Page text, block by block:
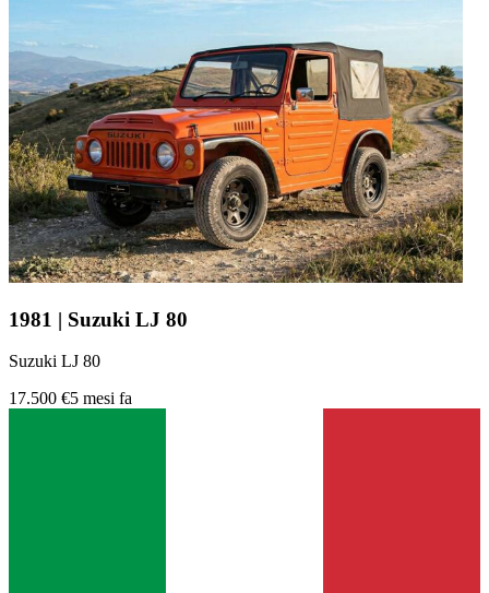
1981 | Suzuki LJ 80
Suzuki LJ 80
17.500 €5 mesi fa